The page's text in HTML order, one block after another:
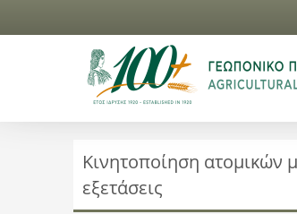
Κινητοποίηση ατομικών
εξετάσεις